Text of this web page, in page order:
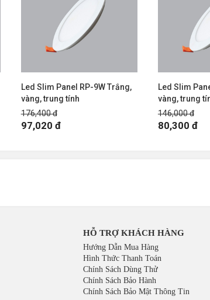
Led Slim Panel RP-9W Trắng,
vàng, trung tính
176,400 đ
97,020 đ
Led Slim
vàng, trung
146,000 đ
80,300 đ
HỖ TRỢ KHÁCH HÀNG
Hướng Dẫn Mua Hàng
Hình Thức Thanh Toán
Chính Sách Dùng Thử
Chính Sách Bảo Hành
Chính Sách Bảo Mật Thông Tin